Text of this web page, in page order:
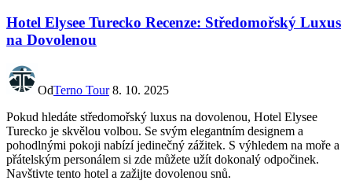
Hotel Elysee Turecko Recenze: Středomořský Luxus
na Dovolenou
OdTerno Tour 8. 10. 2025
Pokud hledáte středomořský luxus na dovolenou, Hotel Elysee
Turecko je skvělou volbou. Se svým elegantním designem a
pohodlnými pokoji nabízí jedinečný zážitek. S výhledem na moře a
přátelským personálem si zde můžete užít dokonalý odpočinek.
Navštivte tento hotel a zažijte dovolenou snů.